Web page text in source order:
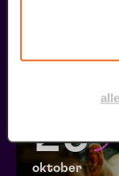
29
oktober